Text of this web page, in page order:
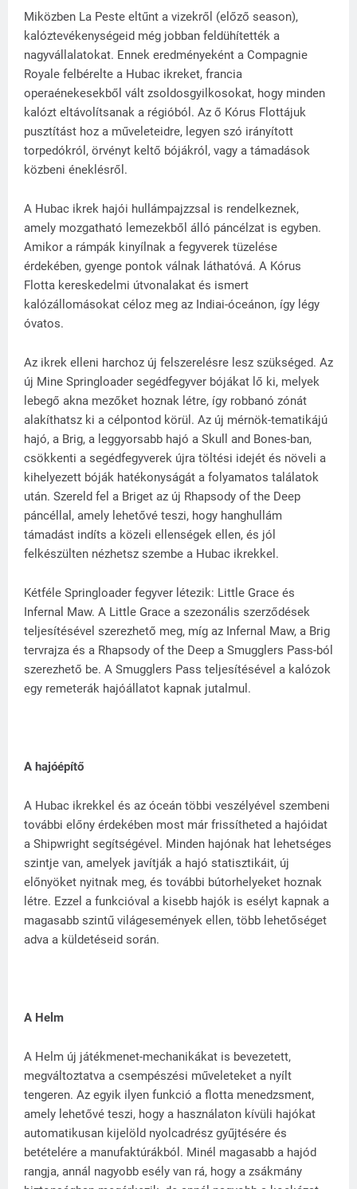
Miközben La Peste eltűnt a vizekről (előző season),
kalóztevékenységeid még jobban feldühítették a
nagyvállalatokat. Ennek eredményeként a Compagnie
Royale felbérelte a Hubac ikreket, francia
operaénekesekből vált zsoldosgyilkosokat, hogy minden
kalózt eltávolítsanak a régióból. Az ő Kórus Flottájuk
pusztítást hoz a műveleteidre, legyen szó irányított
torpedókról, örvényt keltő bójákról, vagy a támadások
közbeni éneklésről.
A Hubac ikrek hajói hullámpajzzsal is rendelkeznek,
amely mozgatható lemezekből álló páncélzat is egyben.
Amikor a rámpák kinyílnak a fegyverek tüzelése
érdekében, gyenge pontok válnak láthatóvá. A Kórus
Flotta kereskedelmi útvonalakat és ismert
kalózállomásokat céloz meg az Indiai-óceánon, így légy
óvatos.
Az ikrek elleni harchoz új felszerelésre lesz szükséged. Az
új Mine Springloader segédfegyver bójákat lő ki, melyek
lebegő akna mezőket hoznak létre, így robbanó zónát
alakíthatsz ki a célpontod körül. Az új mérnök-tematikájú
hajó, a Brig, a leggyorsabb hajó a Skull and Bones-ban,
csökkenti a segédfegyverek újra töltési idejét és növeli a
kihelyezett bóják hatékonyságát a folyamatos találatok
után. Szereld fel a Briget az új Rhapsody of the Deep
páncéllal, amely lehetővé teszi, hogy hanghullám
támadást indíts a közeli ellenségek ellen, és jól
felkészülten nézhetsz szembe a Hubac ikrekkel.
Kétféle Springloader fegyver létezik: Little Grace és
Infernal Maw. A Little Grace a szezonális szerződések
teljesítésével szerezhető meg, míg az Infernal Maw, a Brig
tervrajza és a Rhapsody of the Deep a Smugglers Pass-ból
szerezhető be. A Smugglers Pass teljesítésével a kalózok
egy remeterák hajóállatot kapnak jutalmul.
A hajóépítő
A Hubac ikrekkel és az óceán többi veszélyével szembeni
további előny érdekében most már frissítheted a hajóidat
a Shipwright segítségével. Minden hajónak hat lehetséges
szintje van, amelyek javítják a hajó statisztikáit, új
előnyöket nyitnak meg, és további bútorhelyeket hoznak
létre. Ezzel a funkcióval a kisebb hajók is esélyt kapnak a
magasabb szintű világesemények ellen, több lehetőséget
adva a küldetéseid során.
A Helm
A Helm új játékmenet-mechanikákat is bevezetett,
megváltoztatva a csempészési műveleteket a nyílt
tengeren. Az egyik ilyen funkció a flotta menedzsment,
amely lehetővé teszi, hogy a használaton kívüli hajókat
automatikusan kijelöld nyolcadrész gyűjtésére és
betételére a manufaktúrákból. Minél magasabb a hajód
rangja, annál nagyobb esély van rá, hogy a zsákmány